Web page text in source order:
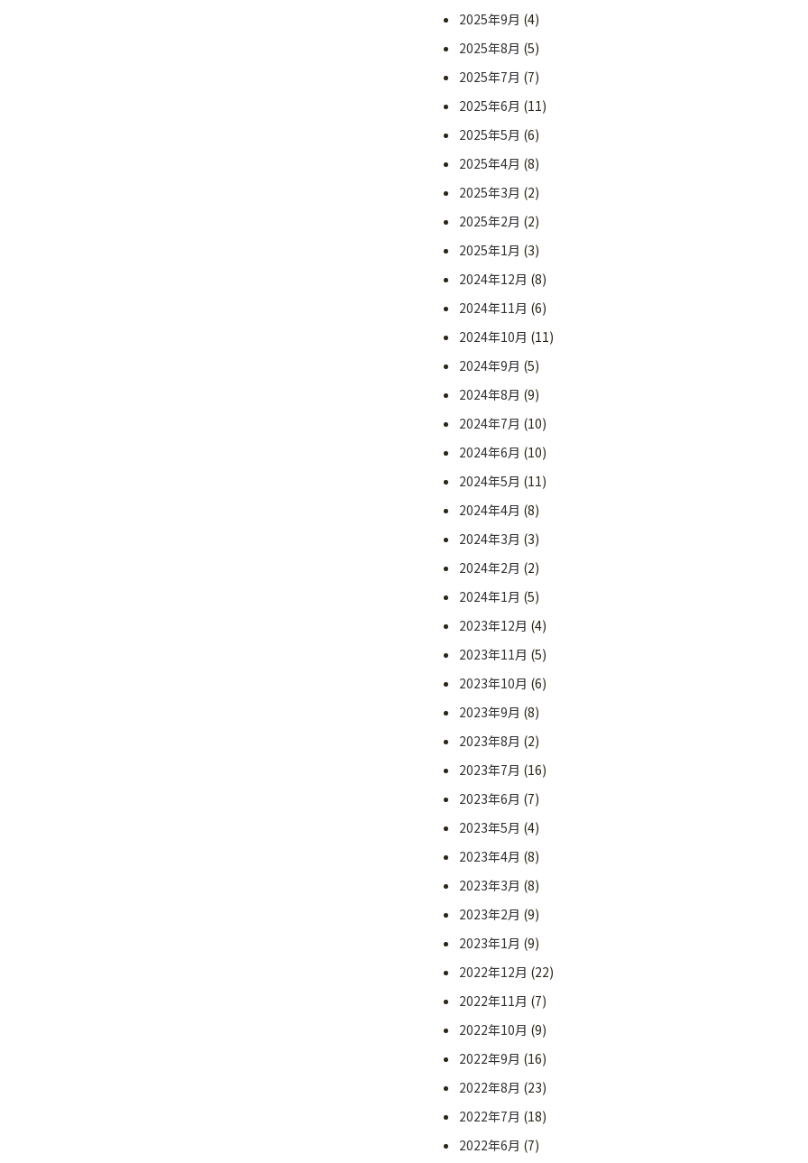
2025年9月 (4)
2025年8月 (5)
2025年7月 (7)
2025年6月 (11)
2025年5月 (6)
2025年4月 (8)
2025年3月 (2)
2025年2月 (2)
2025年1月 (3)
2024年12月 (8)
2024年11月 (6)
2024年10月 (11)
2024年9月 (5)
2024年8月 (9)
2024年7月 (10)
2024年6月 (10)
2024年5月 (11)
2024年4月 (8)
2024年3月 (3)
2024年2月 (2)
2024年1月 (5)
2023年12月 (4)
2023年11月 (5)
2023年10月 (6)
2023年9月 (8)
2023年8月 (2)
2023年7月 (16)
2023年6月 (7)
2023年5月 (4)
2023年4月 (8)
2023年3月 (8)
2023年2月 (9)
2023年1月 (9)
2022年12月 (22)
2022年11月 (7)
2022年10月 (9)
2022年9月 (16)
2022年8月 (23)
2022年7月 (18)
2022年6月 (7)